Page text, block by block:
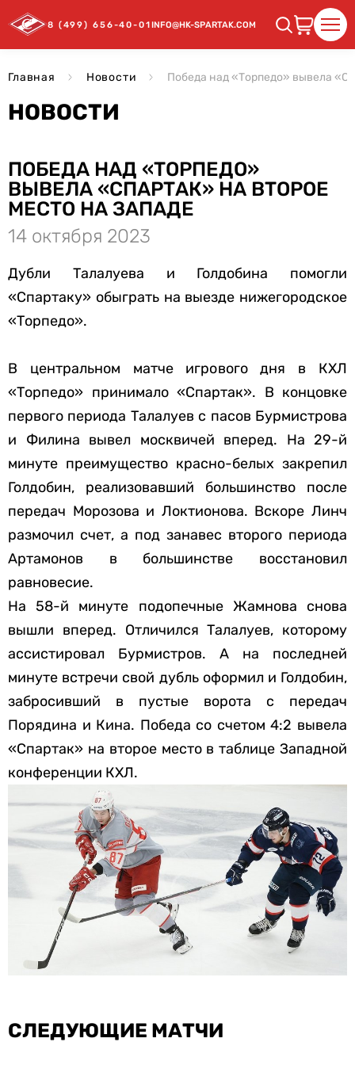
8 (499) 656-40-01INFO@HK-SPARTAK.COM
Главная Новости Победа над «Торпедо» вывела
НОВОСТИ
ПОБЕДА НАД «ТОРПЕДО»
ВЫВЕЛА «СПАРТАК» НА ВТОРОЕ
МЕСТО НА ЗАПАДЕ
14 октября 2023
Дубли Талалуева и Голдобина помогли
«Спартаку» обыграть на выезде нижегородское
«Торпедо».
В центральном матче игрового дня в КХЛ
«Торпедо» принимало «Спартак». В концовке
первого периода Талалуев с пасов Бурмистрова
и Филина вывел москвичей вперед. На 29-й
минуте преимущество красно-белых закрепил
Голдобин, реализовавший большинство после
передач Морозова и Локтионова. Вскоре Линч
размочил счет, а под занавес второго периода
Артамонов в большинстве восстановил
равновесие.
На 58-й минуте подопечные Жамнова снова
вышли вперед. Отличился Талалуев, которому
ассистировал Бурмистров. А на последней
минуте встречи свой дубль оформил и Голдобин,
забросивший в пустые ворота с передач
Порядина и Кина. Победа со счетом 4:2 вывела
«Спартак» на второе место в таблице Западной
конференции КХЛ.
СЛЕДУЮЩИЕ МАТЧИ